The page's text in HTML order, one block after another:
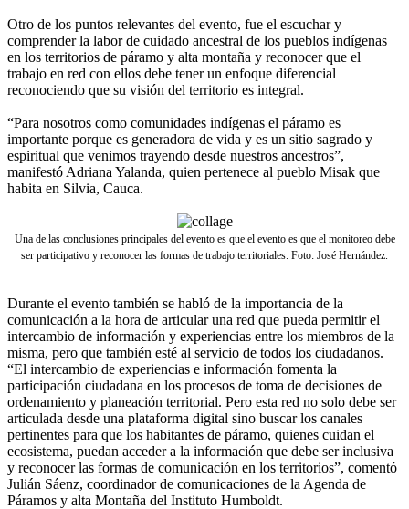
Otro de los puntos relevantes del evento, fue el escuchar y
comprender la labor de cuidado ancestral de los pueblos indígenas
en los territorios de páramo y alta montaña y reconocer que el
trabajo en red con ellos debe tener un enfoque diferencial
reconociendo que su visión del territorio es integral.
“Para nosotros como comunidades indígenas el páramo es
importante porque es generadora de vida y es un sitio sagrado y
espiritual que venimos trayendo desde nuestros ancestros”,
manifestó Adriana Yalanda, quien pertenece al pueblo Misak que
habita en Silvia, Cauca.
Una de las conclusiones principales del evento es que el evento es que el monitoreo debe
ser participativo y reconocer las formas de trabajo territoriales. Foto: José Hernández.
Durante el evento también se habló de la importancia de la
comunicación a la hora de articular una red que pueda permitir el
intercambio de información y experiencias entre los miembros de la
misma, pero que también esté al servicio de todos los ciudadanos.
“El intercambio de experiencias e información fomenta la
participación ciudadana en los procesos de toma de decisiones de
ordenamiento y planeación territorial. Pero esta red no solo debe ser
articulada desde una plataforma digital sino buscar los canales
pertinentes para que los habitantes de páramo, quienes cuidan el
ecosistema, puedan acceder a la información que debe ser inclusiva
y reconocer las formas de comunicación en los territorios”, comentó
Julián Sáenz, coordinador de comunicaciones de la Agenda de
Páramos y alta Montaña del Instituto Humboldt.